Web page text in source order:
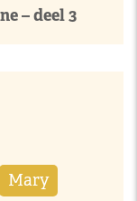
– deel 3
Mary